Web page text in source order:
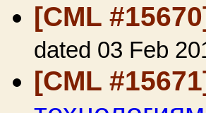
[CML
dated 03 Feb
[CML